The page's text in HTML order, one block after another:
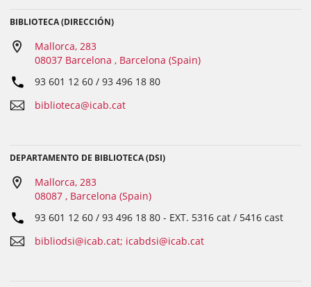
BIBLIOTECA (DIRECCIÓN)
Mallorca, 283
08037 Barcelona , Barcelona (Spain)
93 601 12 60 / 93 496 18 80
biblioteca@icab.cat
DEPARTAMENTO DE BIBLIOTECA (DSI)
Mallorca, 283
08087 , Barcelona (Spain)
93 601 12 60 / 93 496 18 80 - EXT. 5316 cat / 5416 cast
bibliodsi@icab.cat; icabdsi@icab.cat